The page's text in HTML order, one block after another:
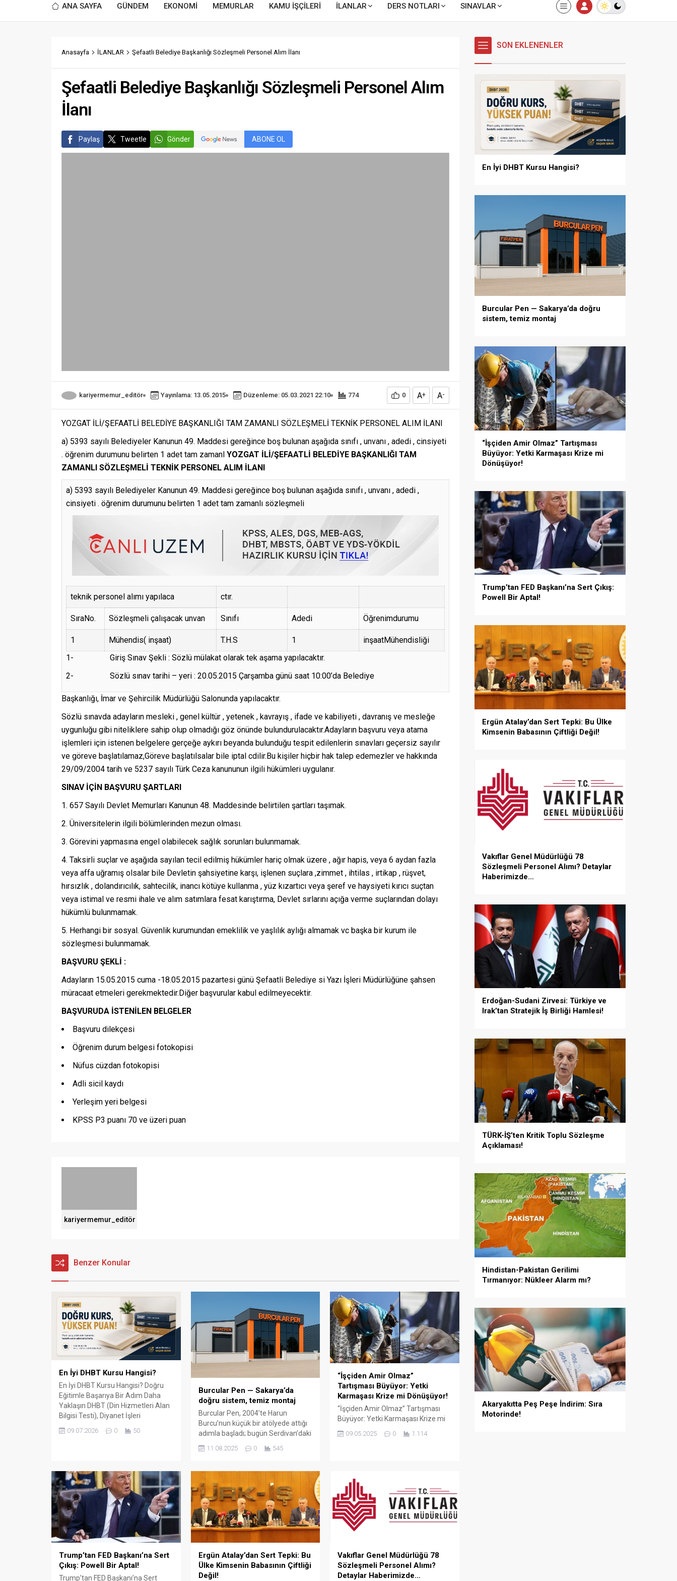
ANA SAYFA GÜNDEM EKONOMİ MEMURLAR KAMU İŞÇİLERİ İLANLAR DERS NOTLARI SINAVLAR
Anasayfa İLANLAR Şefaatli Belediye Başkanlığı Sözleşmeli Personel Alım İlanı
Şefaatli Belediye Başkanlığı Sözleşmeli Personel Alım
İlanı
Paylaş Tweetle Gönder ABONE OL
kariyermemur_editör Yayınlama: 13.05.2015 Düzenleme: 05.03.2021 22:10 774 0 A+ A-
YOZGAT İLİ/ŞEFAATLİ BELEDİYE BAŞKANLIĞI TAM ZAMANLI SÖZLEŞMELİ TEKNİK PERSONEL ALIM İLANI
a) 5393 sayılı Belediyeler Kanunun 49. Maddesi gereğince boş bulunan aşağıda sınıfı , unvanı , adedi , cinsiyeti
. öğrenim durumunu belirten 1 adet tam zamanl YOZGAT İLİ/ŞEFAATLİ BELEDİYE BAŞKANLIĞI TAM
ZAMANLI SÖZLEŞMELİ TEKNİK PERSONEL ALIM İLANI
a) 5393 sayılı Belediyeler Kanunun 49. Maddesi gereğince boş bulunan aşağıda sınıfı , unvanı , adedi ,
cinsiyeti . öğrenim durumunu belirten 1 adet tam zamanlı sözleşmeli
teknik personel alımı yapılaca ctır.
SıraNo. Sözleşmeli çalışacak unvan Sınıfı Adedi Öğrenimdurumu
1 Mühendis( inşaat) T.H.S 1
inşaatMühendisliği
1- Giriş Sınav Şekli : Sözlü mülakat olarak tek aşama yapılacaktır.
2- Sözlü sınav tarihi – yeri : 20.05.2015 Çarşamba günü saat 10:00’da Belediye
Başkanlığı, İmar ve Şehircilik Müdürlüğü Salonunda yapılacaktır.
Sözlü sınavda adayların mesleki , genel kültür , yetenek , kavrayış , ifade ve kabiliyeti , davranış ve mesleğe
uygunluğu gibi niteliklere sahip olup olmadığı göz önünde bulundurulacaktır.Adayların başvuru veya atama
işlemleri için istenen belgelere gerçeğe aykırı beyanda bulunduğu tespit edilenlerin sınavları geçersiz sayılır
ve göreve başlatılamaz,Göreve başlatılsalar bile iptal cdilir.Bu kişiler hiçbir hak talep edemezler ve hakkında
29/09/2004 tarih ve 5237 sayılı Türk Ceza kanununun ilgili hükümleri uygulanır.
SINAV İÇİN BAŞVURU ŞARTLARI
657 Sayılı Devlet Memurları Kanunun 48. Maddesinde belirtilen şartları taşımak.
Üniversitelerin ilgili bölümlerinden mezun olması.
Görevini yapmasına engel olabilecek sağlık sorunları bulunmamak.
Taksirli suçlar ve aşağıda sayılan tecil edilmiş hükümler hariç olmak üzere , ağır hapis, veya 6 aydan fazla
veya affa uğramış olsalar bile Devletin şahsiyetine karşı, işlenen suçlara ,zimmet , ihtilas , irtikap , rüşvet,
hırsızlık , dolandırıcılık, sahtecilik, inancı kötüye kullanma , yüz kızartıcı veya şeref ve haysiyeti kırıcı suçtan
veya istimal ve resmi ihale ve alım satımlara fesat karıştırma, Devlet sırlarını açığa verme suçlarından dolayı
hükümlü bulunmamak.
Herhangi bir sosyal. Güvenlik kurumundan emeklilik ve yaşlılık aylığı almamak vc başka bir kurum ile
sözleşmesi bulunmamak.
BAŞVURU ŞEKLİ :
Adayların 15.05.2015 cuma -18.05.2015 pazartesi günü Şefaatli Belediye si Yazı İşleri Müdürlüğüne şahsen
müracaat etmeleri gerekmektedir.Diğer başvurular kabul edilmeyecektir.
BAŞVURUDA İSTENİLEN BELGELER
Başvuru dilekçesi
Öğrenim durum belgesi fotokopisi
Nüfus cüzdan fotokopisi
Adli sicil kaydı
Yerleşim yeri belgesi
KPSS P3 puanı 70 ve üzeri puan
kariyermemur_editör
Benzer Konular
En İyi DHBT Kursu Hangisi?
En İyi DHBT Kursu Hangisi? Doğru
Eğitimle Başarıya Bir Adım Daha
Yaklaşın DHBT (Din Hizmetleri Alan
Bilgisi Testi), Diyanet İşleri
Başkanlığında görev almak isteyen
adaylar için büyük önem taşıyan bir
Ancak en sık sorulan sorulardan...
09.07.2026 0 50
Burcular Pen — Sakarya’da
doğru sistem, temiz montaj
Burcular Pen, 2004’te Harun
Burcu’nun küçük bir atölyede attığı
adımla başladı; bugün Serdivan’daki
kapalı üretim alanıyla, Sakarya ve
balkon, kış bahçesi, panjur ve
küpeşte çözümlerini tek çatı altında
sunuyor. Fıratpen kurumsal bayiliği
ile çalışıyor olmamız; profil kalitesi,
aksesuar standardı...
11.08.2025 0 545
“İşçiden Amir Olmaz”
Tartışması Büyüyor: Yetki
Karmaşası Krize mi Dönüşüyor!
“İşçiden Amir Olmaz” Tartışması
Büyüyor: Yetki Karmaşası Krize mi
çalışanları arasında büyüyen “yetki
açıklamaları, bazı memur
sendikalarının kamu işçilerine
yönelik yaklaşımlarını gözler önüne
serdi. Atalay, bazı memur
sendikalarının Cumhurbaşkanlığı’na
başvurarak “İşçiden amir olmaz”
09.05.2025 0 1.114
Trump’tan FED Başkanı’na Sert
Çıkış: Powell Bir Aptal!
Trump’tan FED Başkanı’na Sert
Ergün Atalay’dan Sert Tepki: Bu
Ülke Kimsenin Babasının Çiftliği
Değil!
Vakıflar Genel Müdürlüğü 78
Sözleşmeli Personel Alımı?
Detaylar Haberimizde…
SON EKLENENLER
En İyi DHBT Kursu Hangisi?
Burcular Pen — Sakarya’da doğru
sistem, temiz montaj
“İşçiden Amir Olmaz” Tartışması
Büyüyor: Yetki Karmaşası Krize mi
Dönüşüyor!
Trump’tan FED Başkanı’na Sert Çıkış:
Powell Bir Aptal!
Ergün Atalay’dan Sert Tepki: Bu Ülke
Kimsenin Babasının Çiftliği Değil!
Vakıflar Genel Müdürlüğü 78
Sözleşmeli Personel Alımı? Detaylar
Haberimizde…
Erdoğan-Sudani Zirvesi: Türkiye ve
Irak’tan Stratejik İş Birliği Hamlesi!
TÜRK-İŞ’ten Kritik Toplu Sözleşme
Açıklaması!
Hindistan-Pakistan Gerilimi
Tırmanıyor: Nükleer Alarm mı?
Akaryakıtta Peş Peşe İndirim: Sıra
Motorinde!